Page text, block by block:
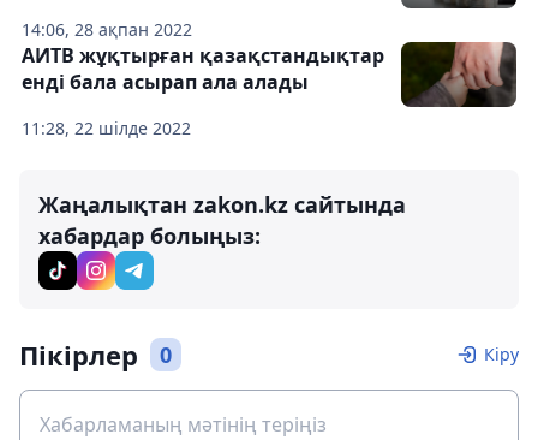
14:06, 28 ақпан 2022
11:28, 22 шілде 2022
АИТВ жұқтырған қазақстандықтар
енді бала асырап ала алады
Жаңалықтан zakon.kz сайтында
хабардар болыңыз:
Пікірлер 0 Кіру